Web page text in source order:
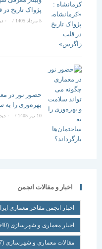
پژواک تاریخ در قلب
5 مرداد 1405 / ۰ دیدگاه
حضور نور در معماری
بهره‌وری را به
/ ۰ دیدگاه
اخبار و مقالات انجمن
اخبار انجمن مفاخر معماری ایران (579)
اخبار معماری و شهرسازی(540)
مقالات معماری و شهرسازی(167)